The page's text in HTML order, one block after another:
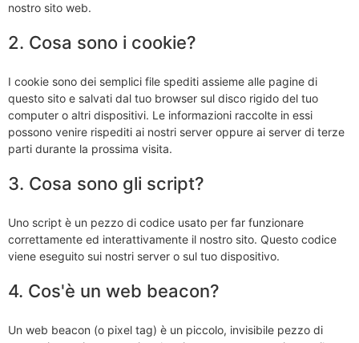
nostro sito web.
2. Cosa sono i cookie?
I cookie sono dei semplici file spediti assieme alle pagine di
questo sito e salvati dal tuo browser sul disco rigido del tuo
computer o altri dispositivi. Le informazioni raccolte in essi
possono venire rispediti ai nostri server oppure ai server di terze
parti durante la prossima visita.
3. Cosa sono gli script?
Uno script è un pezzo di codice usato per far funzionare
correttamente ed interattivamente il nostro sito. Questo codice
viene eseguito sui nostri server o sul tuo dispositivo.
4. Cos'è un web beacon?
Un web beacon (o pixel tag) è un piccolo, invisibile pezzo di